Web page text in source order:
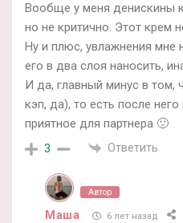
Вообще у меня денискины
но не критично. Этот крем
Ну и плюс, увлажнения мне
его в два слоя наносить,
И да, главный минус в том,
кэп, да), то есть после
приятное для партнера 🙁
3 Ответить
Автор
Маша 6 лет назад